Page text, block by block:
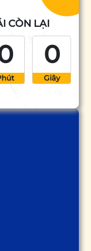
CÒN LẠI
0
Giây